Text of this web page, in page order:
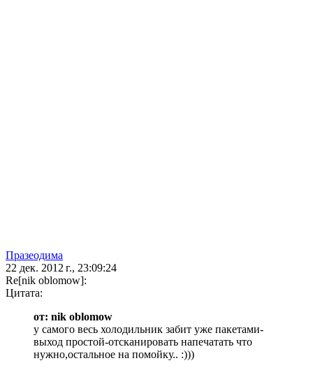
Празеодима
22 дек. 2012 г., 23:09:24
Re[nik oblomow]:
Цитата:
от: nik oblomow
у самого весь холодильник забит уже пакетами-
выход простой-отсканировать напечатать что
нужно,остальное на помойку.. :)))